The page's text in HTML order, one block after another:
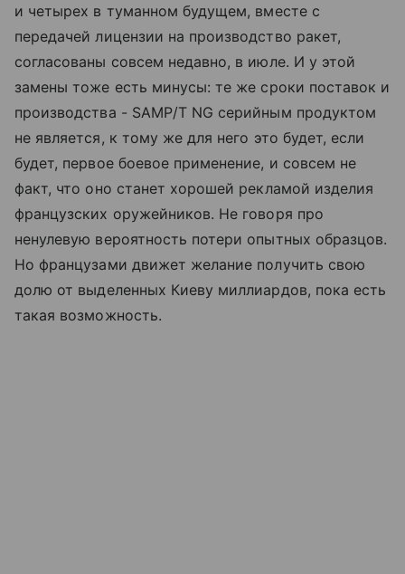
и четырех в туманном будущем, вместе с
передачей лицензии на производство ракет,
согласованы совсем недавно, в июле. И у этой
замены тоже есть минусы: те же сроки поставок и
производства - SAMP/T NG серийным продуктом
не является, к тому же для него это будет, если
будет, первое боевое применение, и совсем не
факт, что оно станет хорошей рекламой изделия
французских оружейников. Не говоря про
ненулевую вероятность потери опытных образцов.
Но французами движет желание получить свою
долю от выделенных Киеву миллиардов, пока есть
такая возможность.